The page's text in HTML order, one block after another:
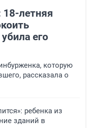
18-летняя
его
которую
рассказала о
ребенка из
зданий в